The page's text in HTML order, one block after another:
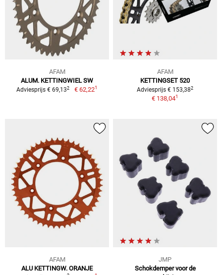
AFAM
ALUM. KETTINGWIEL SW
Adviesprijs € 69,132 € 62,221
AFAM
KETTINGSET 520
Adviesprijs € 153,382
€ 138,041
AFAM
ALU KETTINGW. ORANJE
JMP
Schokdemper voor de